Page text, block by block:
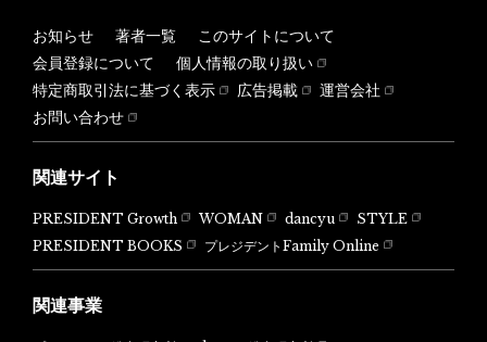
お知らせ 著者一覧
このサイトについて
会員登録について
個人情報の取り扱い
特定商取引法に基づく表示
広告掲載
運営会社
お問い合わせ
関連サイト
PRESIDENT Growth WOMAN dancyu
STYLE
PRESIDENT BOOKS
プレジデントFamily Online
関連事業